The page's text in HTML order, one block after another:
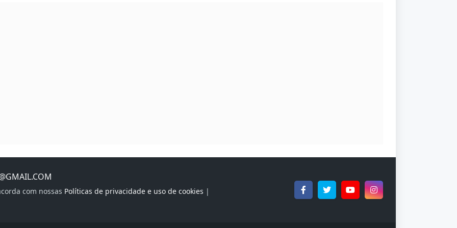
com nossas Políticas de privacidade e uso de cookies |